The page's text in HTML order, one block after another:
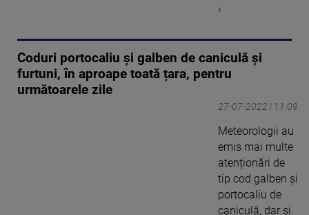
›
Coduri portocaliu și galben de caniculă și
furtuni, în aproape toată țara, pentru
următoarele zile
27-07-2022 | 11:09
Meteorologii au
emis mai multe
atenționări de
tip cod galben și
portocaliu de
caniculă, dar și